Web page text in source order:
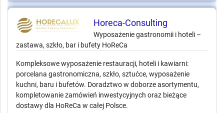
Horeca-Consulting
Wyposażenie gastronomii i hoteli –
zastawa, szkło, bar i bufety HoReCa
Kompleksowe wyposażenie restauracji, hoteli i kawiarni:
porcelana gastronomiczna, szkło, sztućce, wyposażenie
kuchni, baru i bufetów. Doradztwo w doborze asortymentu,
kompletowanie zamówień inwestycyjnych oraz bieżące
dostawy dla HoReCa w całej Polsce.